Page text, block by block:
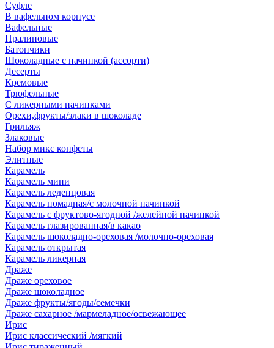
Суфле
В вафельном корпусе
Вафельные
Пралиновые
Батончики
Шоколадные с начинкой (ассорти)
Десерты
Кремовые
Трюфельные
С ликерными начинками
Орехи,фрукты/злаки в шоколаде
Грильяж
Злаковые
Набор микс конфеты
Элитные
Карамель
Карамель мини
Карамель леденцовая
Карамель помадная/с молочной начинкой
Карамель с фруктово-ягодной /желейной начинкой
Карамель глазированная/в какао
Карамель шоколадно-ореховая /молочно-ореховая
Карамель открытая
Карамель ликерная
Драже
Драже ореховое
Драже шоколадное
Драже фрукты/ягоды/семечки
Драже сахарное /мармеладное/освежающее
Ирис
Ирис классический /мягкий